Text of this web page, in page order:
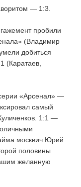
— 1:3.
пробили
(Владимир
добиться
(Каратаев,
«Арсенал» —
самый
1:1 —
москвич Юрий
половины
желанную